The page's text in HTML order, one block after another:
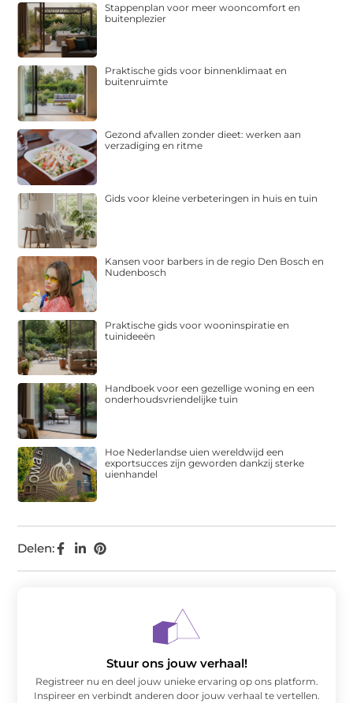
Delen:
Stappenplan voor meer wooncomfort en
buitenplezier
Praktische gids voor binnenklimaat en
buitenruimte
Gezond afvallen zonder dieet: werken aan
verzadiging en ritme
Gids voor kleine verbeteringen in huis en tuin
Kansen voor barbers in de regio Den Bosch en
Nudenbosch
Praktische gids voor wooninspiratie en
tuinideeën
Handboek voor een gezellige woning en een
onderhoudsvriendelijke tuin
Hoe Nederlandse uien wereldwijd een
exportsucces zijn geworden dankzij sterke
uienhandel
Stuur ons jouw verhaal!
Registreer nu en deel jouw unieke ervaring op ons platform.
Inspireer en verbindt anderen door jouw verhaal te vertellen.